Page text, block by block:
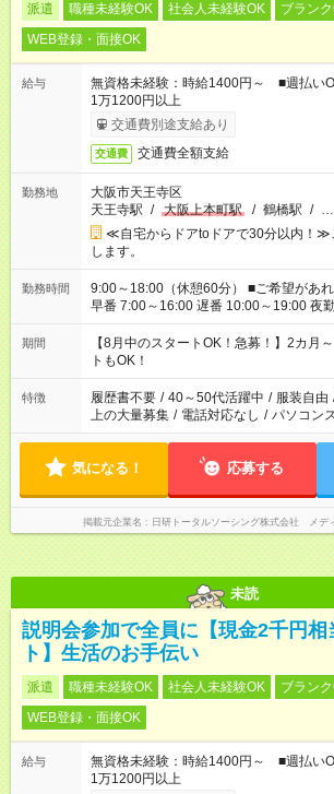
派遣 職種未経験OK 社会人未経験OK
ブラン
WEB登録・面接OK
給与
無資格未経験：時給1400円～ ■週払
1万1200円以上
交通費別途支給あり
交通費 交通費全額支給
勤務地
大阪市天王寺区
天王寺駅 / 大阪上本町駅 / 鶴橋駅 / …
≪自宅からドアtoドアで30分以内！≫
します。
勤務時間
9:00～18:00（休憩60分） ■ご希望があれば下記シフトもOK！
早番 7:00～16:00 遅番 10:00～19:00 夜勤
と休みを合わせたい」 「余裕を持って
「できれば残業はしたくない」 など、
ね。 ※Wワーク希望の方へ 今ご覧のお仕事で希望する勤務時間
と、もう1つのお仕事の勤務時間。 合計
合は応募できません。
期間
【8月中のスタートOK！急募！】2カ
トもOK！
特徴 履歴書不要 / 40～50代活躍中 / 服装自由
上の大量募集 / 電話対応なし / パソコン
気になる！ 応募する
掲載元企業名 日研トータルソーシング株式会社 メデ
未読
説明会参加で全員に【現金2千円相
ト】生活のお手伝い
派遣 職種未経験OK 社会人未経験OK
ブラン
WEB登録・面接OK
給与
無資格未経験：時給1400円～ ■週払
1万1200円以上